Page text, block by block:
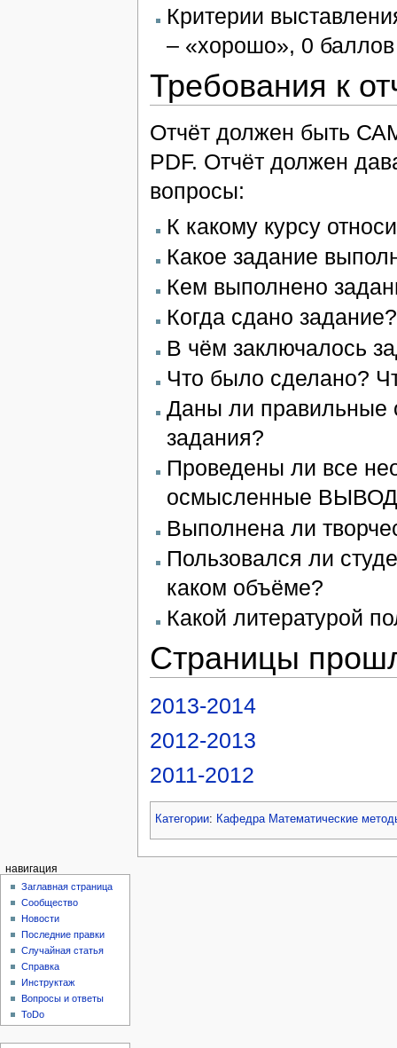
Критерии
– «хорошо», 0 баллов
Требования к
Отчёт должен быть
PDF. Отчёт должен
вопросы:
К какому курсу
Какое задание
Кем выполнено
Когда сдано задание?
В чём заключалось
Что было сделано?
Даны ли правильные
задания?
Проведены ли все
осмысленные
Выполнена ли
Пользовался ли
каком объёме?
Какой литературой
Страницы
2013-2014
2012-2013
2011-2012
Категории: Кафедра Математические
навигация
Заглавная страница
Сообщество
Новости
Последние правки
Случайная статья
Справка
Инструктаж
Вопросы и ответы
ToDo